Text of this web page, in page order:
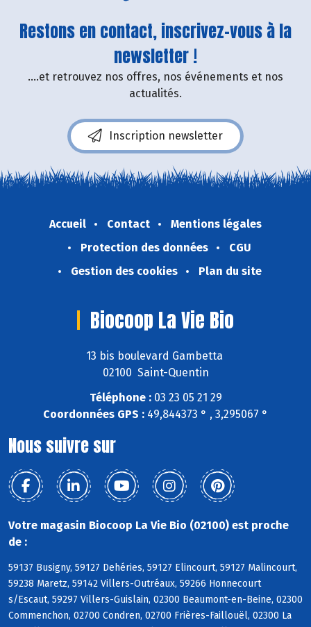
Restons en contact, inscrivez-vous à la
newsletter !
....et retrouvez nos offres, nos événements et nos
actualités.
Inscription newsletter
Accueil Contact
Mentions légales
Protection des données
CGU
Gestion des cookies
Plan du site
Biocoop La Vie Bio
13 bis boulevard Gambetta
02100 Saint-Quentin
Téléphone :03 23 05 21 29
Coordonnées GPS : 49,844373 ° , 3,295067 °
Nous suivre sur
Votre magasin Biocoop La Vie Bio (02100) est proche
de :
59137 Busigny, 59127 Dehéries, 59127 Elincourt, 59127 Malincourt,
59238 Maretz, 59142 Villers-Outréaux, 59266 Honnecourt
s/Escaut, 59297 Villers-Guislain, 02300 Beaumont-en-Beine, 02300
Commenchon, 02700 Condren, 02700 Frières-Faillouël, 02300 La